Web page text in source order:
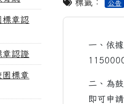
標章認
章認證
園標章
標籤： 公告
一、依
二、為
即可申